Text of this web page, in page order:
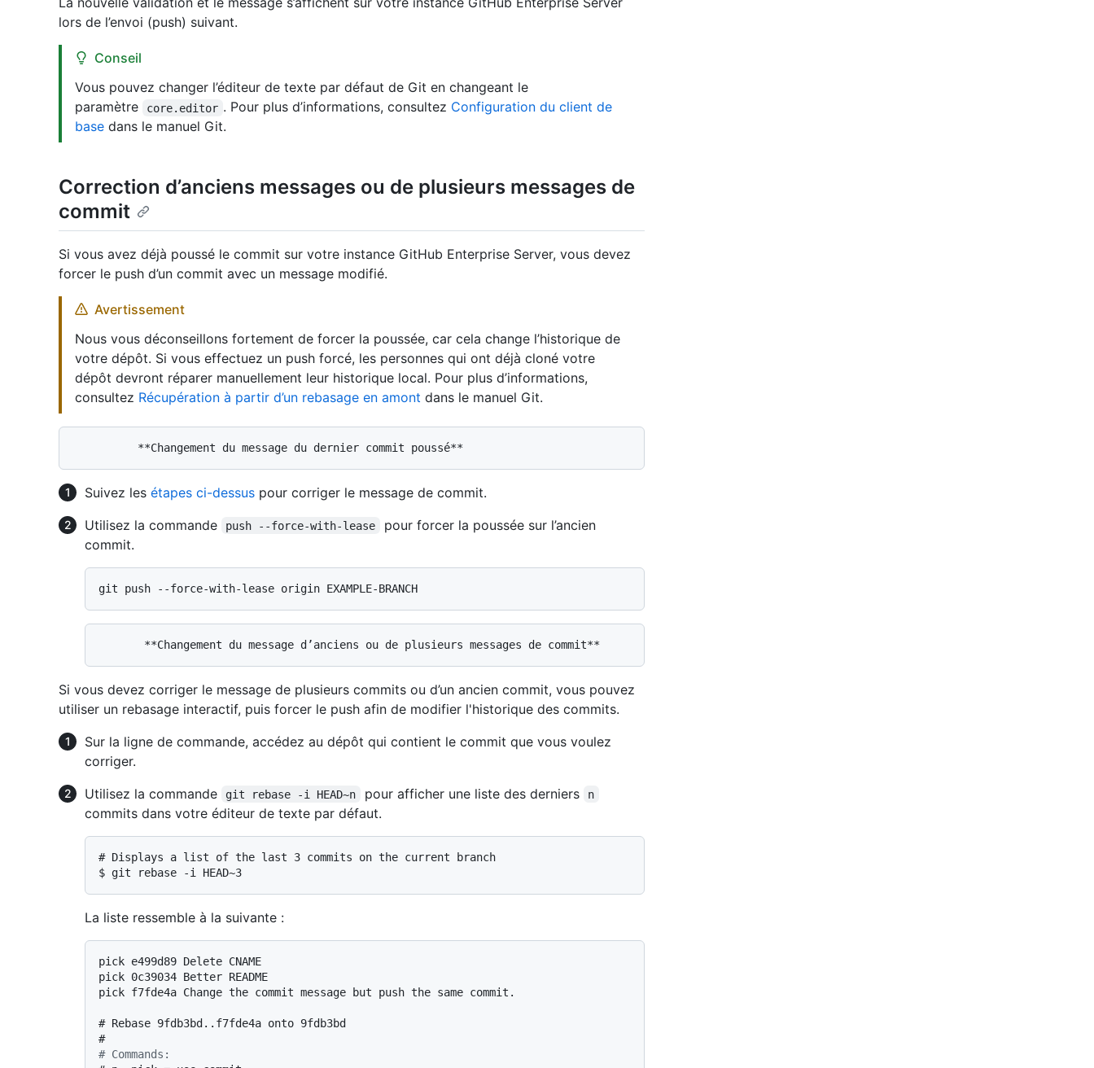
lors de l’envoi (push) suivant.
Conseil
Vous pouvez changer l’éditeur de texte par défaut de Git en changeant le
paramètre
core.editor . Pour plus d’informations, consultez Configuration du client de
base dans le manuel Git.
Correction d’anciens messages ou de plusieurs messages de
commit
Si vous avez déjà poussé le commit sur votre instance GitHub Enterprise Server, vous devez
forcer le push d’un commit avec un message modifié.
Avertissement
Nous vous déconseillons fortement de forcer la poussée, car cela change l’historique de
votre dépôt. Si vous effectuez un push forcé, les personnes qui ont déjà cloné votre
dépôt devront réparer manuellement leur historique local. Pour plus d’informations,
consultez Récupération à partir d’un rebasage en amont dans le manuel Git.
Suivez les étapes ci-dessus pour corriger le message de commit.
Utilisez la commande
push --force-with-lease
pour forcer la poussée sur l’ancien
commit.
Si vous devez corriger le message de plusieurs commits ou d’un ancien commit, vous pouvez
utiliser un rebasage interactif, puis forcer le push afin de modifier l'historique des commits.
Sur la ligne de commande, accédez au dépôt qui contient le commit que vous voulez
corriger.
Utilisez la commande
git rebase -i HEAD~n pour afficher une liste des derniers n
commits dans votre éditeur de texte par défaut.
# Displays a list of the last 3 commits on the current branch
$ git rebase -i HEAD~3
La liste ressemble à la suivante :
pick e499d89 Delete CNAME
pick 0c39034 Better README
# Rebase 9fdb3bd..f7fde4a onto 9fdb3bd
#
# Commands: